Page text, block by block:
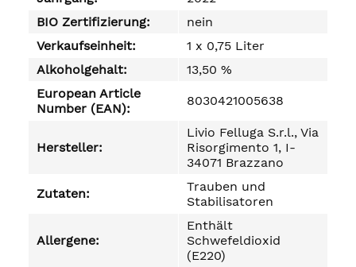
BIO Zertifizierung:
nein
Verkaufseinheit:
1 x 0,75 Liter
Alkoholgehalt:
13,50 %
European Article
Number (EAN):
8030421005638
Hersteller:
Livio Felluga S.r.l., Via
Risorgimento 1, I-
34071 Brazzano
Zutaten:
Trauben und
Stabilisatoren
Allergene:
Enthält
Schwefeldioxid
(E220)